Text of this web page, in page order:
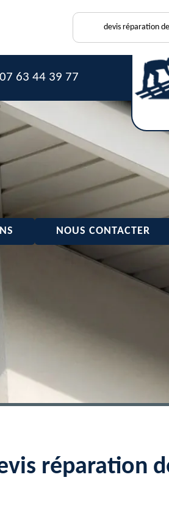
devis réparation
07 63 44 39 77
NOUS CONTACTER
réparation